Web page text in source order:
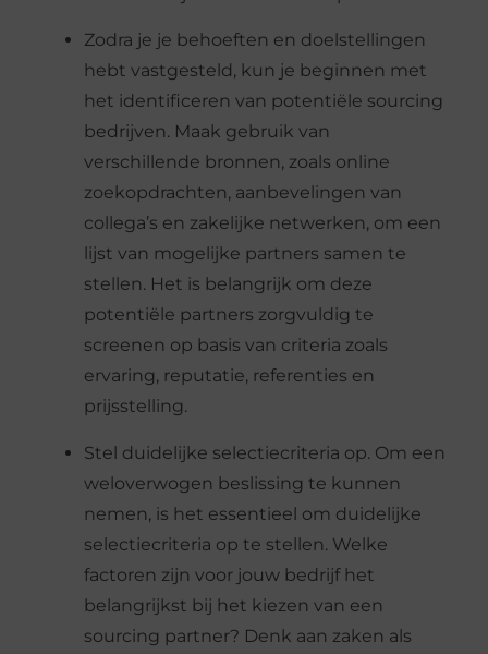
Zodra je je behoeften en doelstellingen
hebt vastgesteld, kun je beginnen met
het identificeren van potentiële sourcing
bedrijven. Maak gebruik van
verschillende bronnen, zoals online
zoekopdrachten, aanbevelingen van
collega’s en zakelijke netwerken, om een
lijst van mogelijke partners samen te
stellen. Het is belangrijk om deze
potentiële partners zorgvuldig te
screenen op basis van criteria zoals
ervaring, reputatie, referenties en
prijsstelling.
Stel duidelijke selectiecriteria op. Om een
weloverwogen beslissing te kunnen
nemen, is het essentieel om duidelijke
selectiecriteria op te stellen. Welke
factoren zijn voor jouw bedrijf het
belangrijkst bij het kiezen van een
sourcing partner? Denk aan zaken als